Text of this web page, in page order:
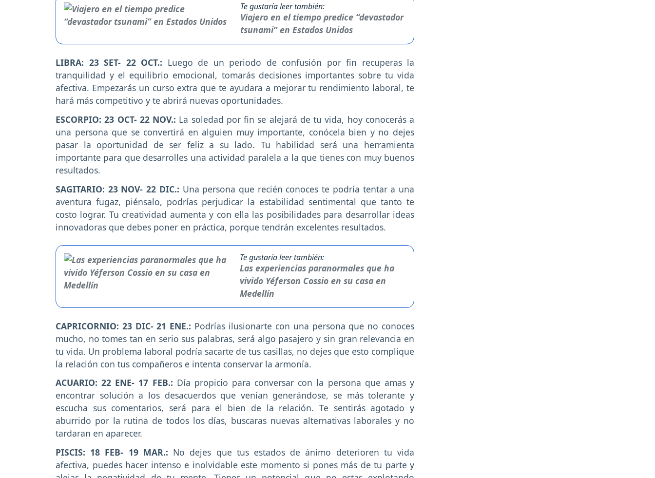
Te gustaría leer también:
Viajero en el tiempo predice “devastador
tsunami” en Estados Unidos
LIBRA: 23 SET- 22 OCT.: Luego de un periodo de confusión por fin recuperas la
tranquilidad y el equilibrio emocional, tomarás decisiones importantes sobre tu vida
afectiva. Empezarás un curso extra que te ayudara a mejorar tu rendimiento laboral, te
hará más competitivo y te abrirá nuevas oportunidades.
ESCORPIO: 23 OCT- 22 NOV.: La soledad por fin se alejará de tu vida, hoy conocerás a
una persona que se convertirá en alguien muy importante, conócela bien y no dejes
pasar la oportunidad de ser feliz a su lado. Tu habilidad será una herramienta
importante para que desarrolles una actividad paralela a la que tienes con muy buenos
resultados.
SAGITARIO: 23 NOV- 22 DIC.: Una persona que recién conoces te podría tentar a una
aventura fugaz, piénsalo, podrías perjudicar la estabilidad sentimental que tanto te
costo lograr. Tu creatividad aumenta y con ella las posibilidades para desarrollar ideas
innovadoras que debes poner en práctica, porque tendrán excelentes resultados.
Te gustaría leer también:
Las experiencias paranormales que ha
vivido Yéferson Cossio en su casa en
Medellín
CAPRICORNIO: 23 DIC- 21 ENE.: Podrías ilusionarte con una persona que no conoces
mucho, no tomes tan en serio sus palabras, será algo pasajero y sin gran relevancia en
tu vida. Un problema laboral podría sacarte de tus casillas, no dejes que esto complique
la relación con tus compañeros e intenta conservar la armonía.
ACUARIO: 22 ENE- 17 FEB.: Día propicio para conversar con la persona que amas y
encontrar solución a los desacuerdos que venían generándose, se más tolerante y
escucha sus comentarios, será para el bien de la relación. Te sentirás agotado y
aburrido por la rutina de todos los días, buscaras nuevas alternativas laborales y no
tardaran en aparecer.
PISCIS: 18 FEB- 19 MAR.: No dejes que tus estados de ánimo deterioren tu vida
afectiva, puedes hacer intenso e inolvidable este momento si pones más de tu parte y